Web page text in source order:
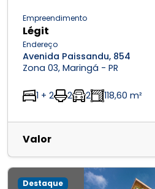
Empreendimento
Légit
Endereço
Avenida Paissandu, 854
Zona 03, Maringá - PR
1 + 2 2 2 118,60 m²
Valor
Destaque